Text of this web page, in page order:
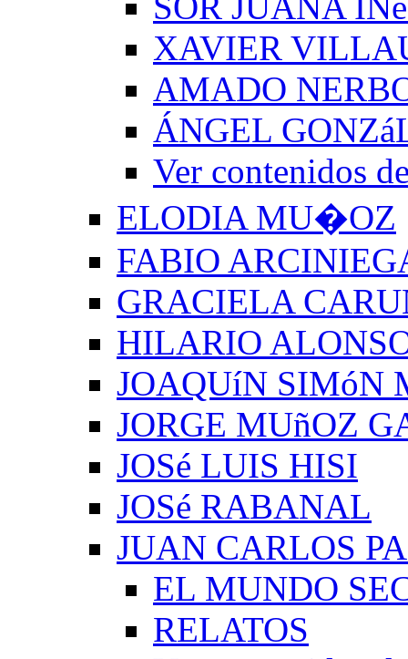
XAVIER
AMADO
ÁNGEL
Ver contenidos
ELODIA MU�OZ
FABIO
GRACIELA
HILARIO
JOAQUíN SIMóN
JORGE MUñOZ
JOSé LUIS HISI
JOSé RABANAL
JUAN CARLOS
EL MUNDO
RELATOS